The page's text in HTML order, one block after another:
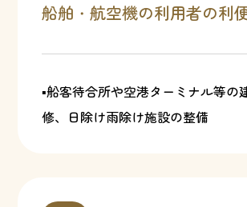
船舶・航空機の利用者の利
▪船客待合所や空港ターミナル等の
修、日除け雨除け施設の整備